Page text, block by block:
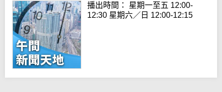
播出時間： 星期一至五 12:00-
12:30 星期六／日 12:00-12:15